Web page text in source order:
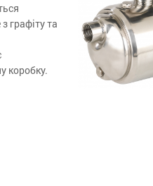
графіту та
коробку.